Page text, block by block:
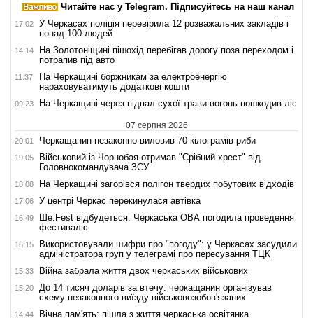
Читайте нас у Telegram. Підписуйтесь на наш канал
17:02
У Черкасах поліція перевірила 12 розважальних закладів і
понад 100 людей
14:14
На Золотоніщині пішохід перебігав дорогу поза переходом і
потрапив під авто
11:37
На Черкащині боржникам за електроенергію
нараховуватимуть додаткові кошти
09:23 На Черкащині через підпал сухої трави вогонь пошкодив ліс
07 серпня 2026
20:01 Черкащанин незаконно виловив 70 кілограмів риби
19:05
Військовий із Чорнобая отримав "Срібний хрест" від
Головнокомандувача ЗСУ
18:08 На Черкащині загорівся полігон твердих побутових відходів
17:06 У центрі Черкас перекинулася автівка
16:49
Ше.Fest відбудеться: Черкаська ОВА погодила проведення
фестивалю
16:15
Використовували шифри про "погоду": у Черкасах засудили
адміністратора груп у телеграмі про пересування ТЦК
15:33 Війна забрала життя двох черкаських військових
15:20
До 14 тисяч доларів за втечу: черкащанин організував
схему незаконного виїзду військовозобов'язаних
14:44 Вічна пам'ять: пішла з життя черкаська освітянка